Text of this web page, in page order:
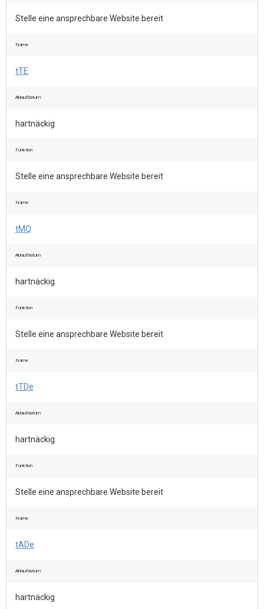
Stelle eine ansprechbare Website bereit
Name
tTE
Ablaufdatum
hartnäckig
Funktion
Stelle eine ansprechbare Website bereit
Name
tMQ
Ablaufdatum
hartnäckig
Funktion
Stelle eine ansprechbare Website bereit
Name
tTDe
Ablaufdatum
hartnäckig
Funktion
Stelle eine ansprechbare Website bereit
Name
tADe
Ablaufdatum
hartnäckig